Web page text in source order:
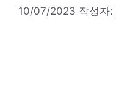
10/07/2023 작성자: